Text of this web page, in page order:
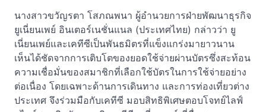
นางสาวขวัญรตา โสภณพนา ผู้อำนวยการฝ่ายพัฒนาธุรกิจ
ยูเนี่ยนเพย์ อินเตอร์เนชั่นแนล (ประเทศไทย) กล่าวว่า ยู
เนี่ยนเพย์และเคทีซีเป็นพันธมิตรที่แข็งแกร่งมายาวนาน
เห็นได้ชัดจากการเติบโตของยอดใช้จ่ายผ่านบัตรซึ่งสะท้อน
ความเชื่อมั่นของสมาชิกที่เลือกใช้บัตรในการใช้จ่ายอย่าง
ต่อเนื่อง โดยเฉพาะด้านการเดินทาง และการท่องเที่ยวต่าง
ประเทศ จึงร่วมมือกับเคทีซี มอบสิทธิพิเศษตอบโจทย์ไลฟ์